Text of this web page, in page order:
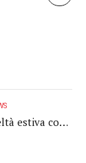
estiva con